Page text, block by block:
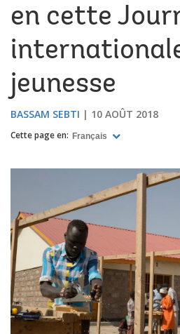
en cette
jeunesse
BASSAM SEBTI 10 AOÛT 2018
Cette page en: Français